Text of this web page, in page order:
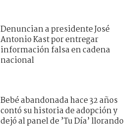
Denuncian a presidente José
Antonio Kast por entregar
información falsa en cadena
nacional
Bebé abandonada hace 32 años
contó su historia de adopción y
dejó al panel de ’Tu Día’ llorando